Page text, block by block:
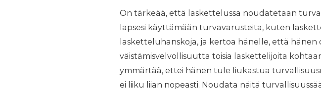
On tärkeää, että laskettelussa noudatetaan
lapsesi käyttämään turvavarusteita, kuten
lasketteluhanskoja, ja kertoa hänelle, että
väistämisvelvollisuutta toisia laskettelijoita
ymmärtää, ettei hänen tule liukastua
ei liiku liian nopeasti. Noudata näitä